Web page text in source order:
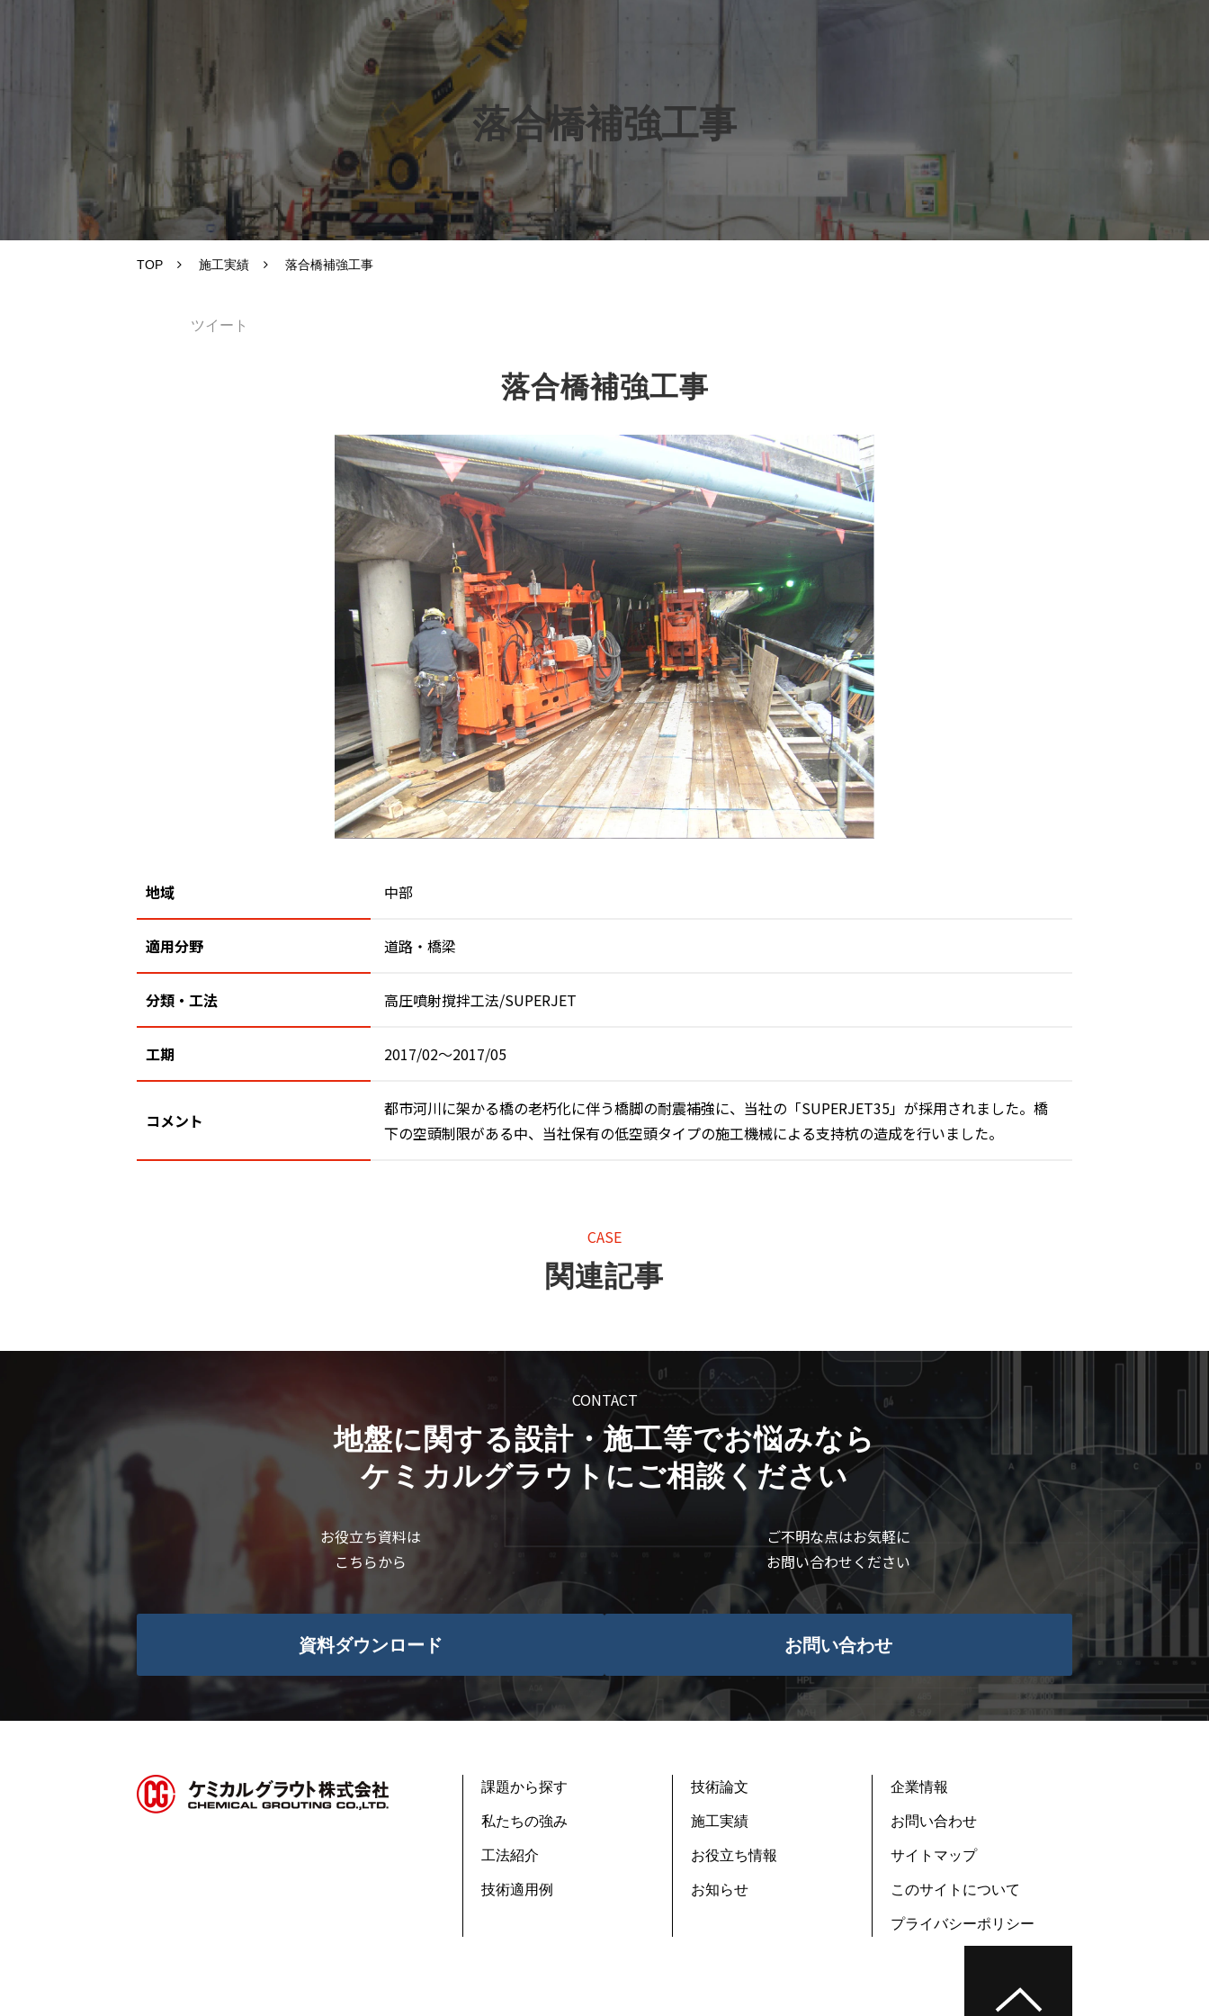
落合橋補強工事
TOP 施工実績 落合橋補強工事
ツイート
落合橋補強工事
地域 中部
適用分野 道路・橋梁
分類・工法 高圧噴射撹拌工法/SUPERJET
工期 2017/02～2017/05
コメント
都市河川に架かる橋の老朽化に伴う橋脚の耐震補強に、当社の「SUPERJET35」が採用されました。橋
下の空頭制限がある中、当社保有の低空頭タイプの施工機械による支持杭の造成を行いました。
CASE
関連記事
CONTACT
地盤に関する設計・施工等でお悩みなら
ケミカルグラウトにご相談ください
お役立ち資料は
こちらから
資料ダウンロード
ご不明な点はお気軽に
お問い合わせください
お問い合わせ
課題から探す
私たちの強み
工法紹介
技術適用例
技術論文
施工実績
お役立ち情報
お知らせ
企業情報
お問い合わせ
サイトマップ
このサイトについて
プライバシーポリシー